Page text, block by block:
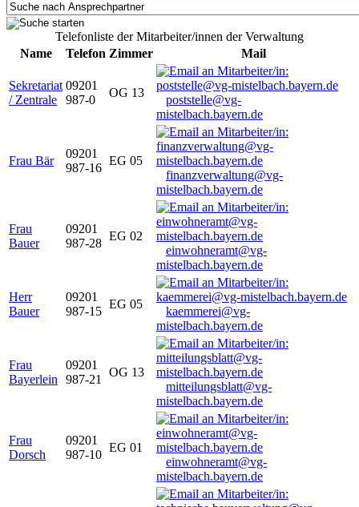
Telefonliste der Mitarbeiter/innen der Verwaltung
Name
Telefon Zimmer Mail
Sekretariat
/ Zentrale
09201
987-0
OG 13
poststelle@vg-
mistelbach.bayern.de
Frau Bär
09201
987-16
EG 05
finanzverwaltung@vg-
mistelbach.bayern.de
Frau
Bauer
09201
987-28
EG 02
einwohneramt@vg-
mistelbach.bayern.de
Herr
Bauer
09201
987-15
EG 05
kaemmerei@vg-
mistelbach.bayern.de
Frau
Bayerlein
09201
987-21
OG 13
mitteilungsblatt@vg-
mistelbach.bayern.de
Frau
Dorsch
09201
987-10
EG 01
einwohneramt@vg-
mistelbach.bayern.de